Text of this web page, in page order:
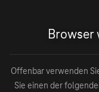
Offenbar verwenden
Sie einen der